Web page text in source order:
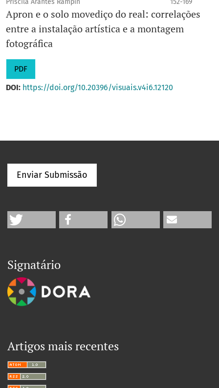
Apron e o solo movediço do real: correlações
entre a instalação artística e a montagem
fotográfica
PDF
DOI: https://doi.org/10.20396/visuais.v4i6.12120
Enviar Submissão
Signatário
Artigos mais recentes